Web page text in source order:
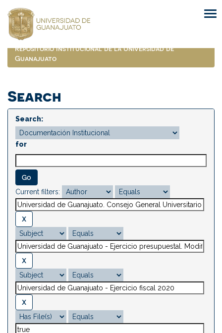
navigation
Repositorio Institucional de la Universidad de
Guanajuato
Search
Search:
for
Current filters: